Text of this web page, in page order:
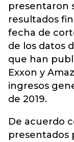
presentaron
resultados
fecha de
de los datos
que han
Exxon y
ingresos
de 2019.
De acuerdo
presentados